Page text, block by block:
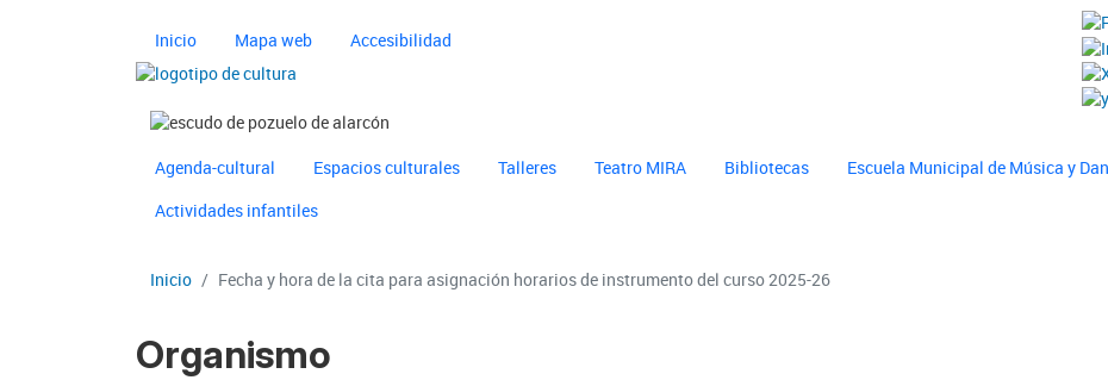
Navegación principal cultura
Inicio Mapa web
Accesibilidad
Imagen
Imagen
Ayuntamiento de Pozuelo
Navegación principal header cultura
Agenda-cultural Espacios culturales Talleres Teatro MIRA Bibliotecas Escuela Municipal de Música y
Actividades infantiles
Inicio Fecha y hora de la cita para asignación horarios de instrumento del curso 2025-26
Organismo